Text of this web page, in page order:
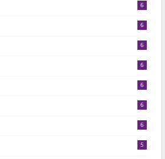
6
6
6
6
6
6
6
5